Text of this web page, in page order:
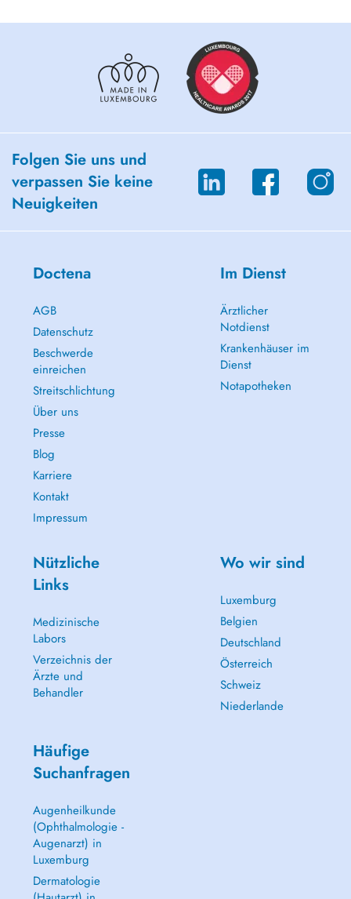
Folgen Sie uns und
verpassen Sie keine
Neuigkeiten
Doctena
AGB
Datenschutz
Beschwerde
einreichen
Streitschlichtung
Über uns
Presse
Blog
Karriere
Kontakt
Impressum
Im Dienst
Ärztlicher
Notdienst
Krankenhäuser im
Dienst
Notapotheken
Nützliche
Links
Medizinische
Labors
Verzeichnis der
Ärzte und
Behandler
Wo wir sind
Luxemburg
Belgien
Deutschland
Österreich
Schweiz
Niederlande
Häufige
Suchanfragen
Augenheilkunde
(Ophthalmologie -
Augenarzt) in
Luxemburg
Dermatologie